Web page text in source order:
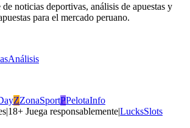
noticias deportivas, análisis de apuestas y
para el mercado peruano.
Análisis
ZZonaSportPPelotaInfo
|18+ Juega responsablemente|LucksSlots